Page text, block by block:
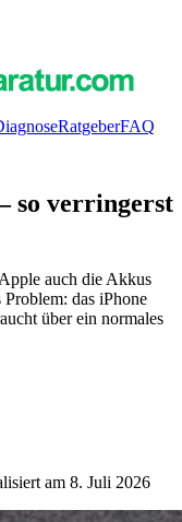
RatgeberFAQ
so verringerst
auch die Akkus
das iPhone
über ein normales
am 8. Juli 2026